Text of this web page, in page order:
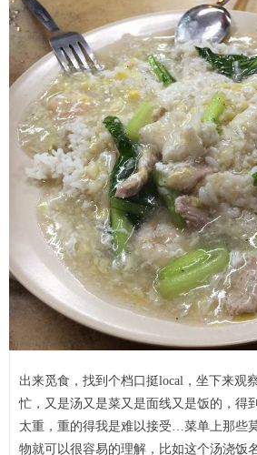
出来觅食，找到个档口挺local，坐下来观
忙，又是汤又是菜又是面线又是饭的，得
太重，重的得我是难以接受…菜单上那些
物就可以很容易的理解，比如这个汤浇饭